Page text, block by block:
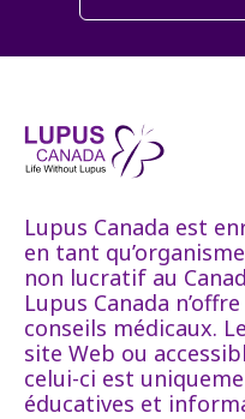
Lupus Canada est
en tant
non lucratif au
Lupus Canada
conseils médicaux.
site Web ou
celui-ci est
éducatives et